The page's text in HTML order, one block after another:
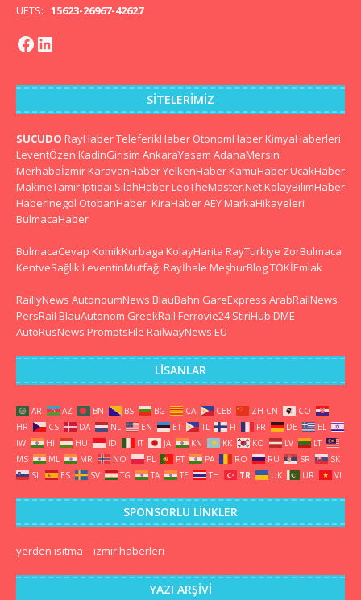
UETS: 15623-26967-42627
SITELERIMIZ
SUCUDO RayHaberTeleferikHaber OtonomHaber KimyaHaberleri
LeventÖzen KadinGirisim AnkaraYasam AdanaMersin
Merhabaİzmir KaravanHaberYelkenHaber KamuHaber UcakHaber
MakineTamir Iptidai SilahHaber LeoTheMaster.Net KolayBilimHaber
HaberInegol OtobanHaber KiraHaberAEY MarkaHikayeleri
BulmacaHaber
BulmacaCevap KomikKurbaga KolayHarita RayTurkiye ZorBulmaca
KentveSağlık LeventinMutfağı Rayİhale MeşhurBlogTOKİEmlak
RaillyNews AutonoumNews BlauBahn GareExpress ArabRailNews
PersRail BlauAutonom GreekRail Ferrovie24 StiriHub DME
AutoRusNews PromptsFile RailwayNews EU
LISANLAR
AR AZ BN BS BG CA CEB ZH-CN
CO
HR
CS DA NL EN ET TL FI FR DE
EL
IW
HI HU ID IT JA KN KK KO LV
LT
MS
ML MR NO PL PT PA RO RU SR
SK
SL
ES SV TG TA TE TH TR UK UR VI
SPONSORLU LINKLER
yerden ısıtma – izmir haberleri
YAZI ARŞIVI